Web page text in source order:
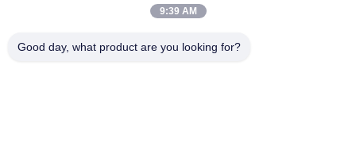
9:39 AM
Good day, what product are you looking for?